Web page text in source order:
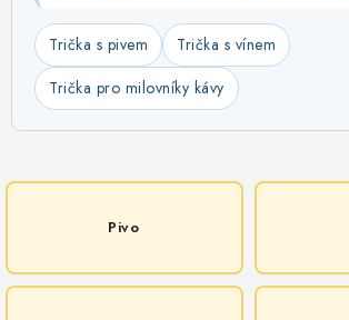
Trička s pivem
Trička s vínem
Trička pro milovníky kávy
Pivo